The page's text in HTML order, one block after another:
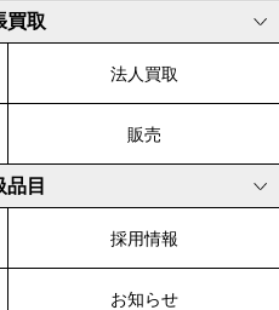
買取
法人買取
販売
品目
採用情報
お知らせ